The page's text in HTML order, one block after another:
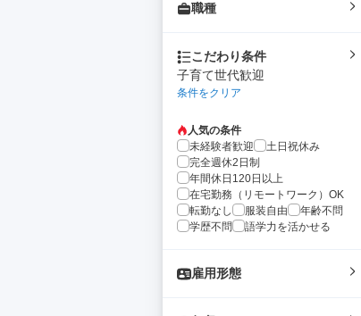
職種
こだわり条件
子育て世代歓迎
条件をクリア
人気の条件
未経験者歓迎
土日祝休み
完全週休2日制
年間休日120日以上
在宅勤務（リモートワーク）OK
転勤なし
服装自由
年齢不問
学歴不問
語学力を活かせる
雇用形態